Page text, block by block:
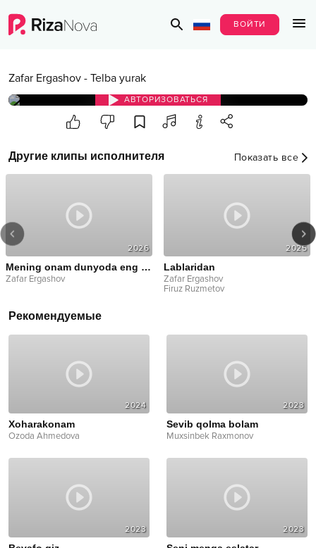
ВОЙТИ
Zafar Ergashov - Telba yurak
АВТОРИЗОВАТЬСЯ
Другие клипы исполнителя Показать все
2026
Mening onam dunyoda eng yaxshi ona
Zafar Ergashov
2025
Lablaridan
Zafar Ergashov
Firuz Ruzmetov
Рекомендуемые
2024
Xoharakonam
Ozoda Ahmedova
2023
Sevib qolma bolam
Muxsinbek Raxmonov
2023 2023